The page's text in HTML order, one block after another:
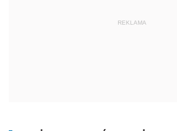
REKLAMA